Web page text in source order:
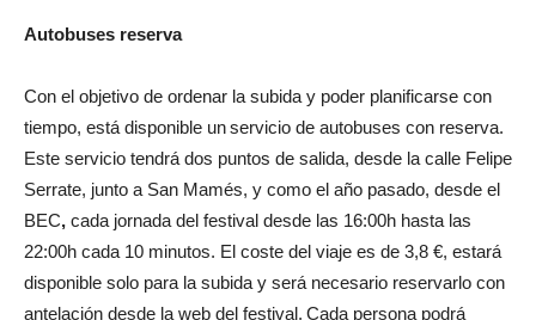
Autobuses reserva
Con el objetivo de ordenar la subida y poder planificarse con
tiempo, está disponible un servicio de autobuses con reserva.
Este servicio tendrá dos puntos de salida, desde la calle Felipe
Serrate, junto a San Mamés, y como el año pasado, desde el
BEC, cada jornada del festival desde las 16:00h hasta las
22:00h cada 10 minutos. El coste del viaje es de 3,8 €, estará
disponible solo para la subida y será necesario reservarlo con
antelación desde la web del festival. Cada persona podrá